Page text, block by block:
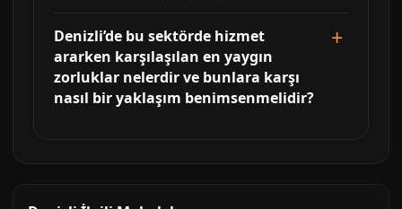
Denizli’de bu sektörde hizmet
ararken karşılaşılan en yaygın
zorluklar nelerdir ve bunlara karşı
nasıl bir yaklaşım benimsenmelidir?